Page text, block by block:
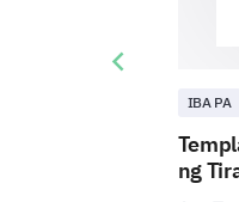
IBA PA
ng
Previous slide